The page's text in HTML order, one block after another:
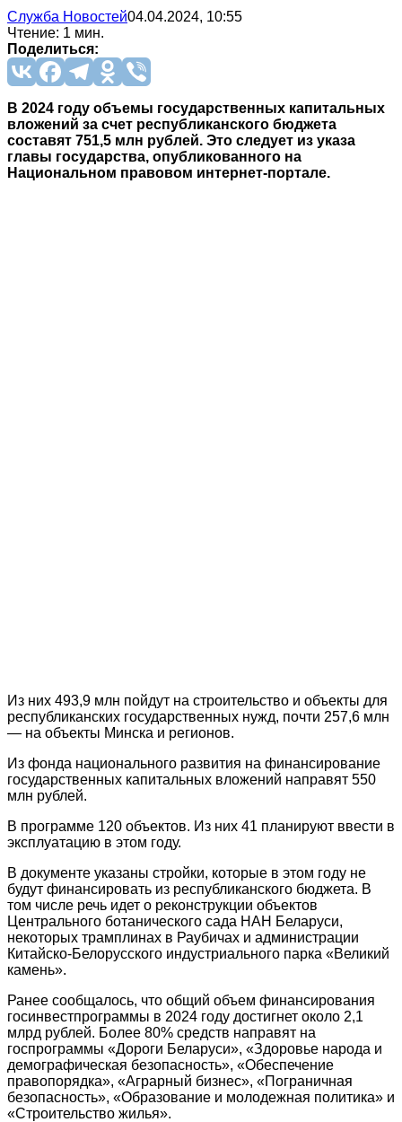
Служба Новостей04.04.2024, 10:55
Чтение: 1 мин.
Поделиться:
В 2024 году объемы государственных капитальных
вложений за счет республиканского бюджета
составят 751,5 млн рублей. Это следует из указа
главы государства, опубликованного на
Национальном правовом интернет-портале.
Из них 493,9 млн пойдут на строительство и объекты для
республиканских государственных нужд, почти 257,6 млн
— на объекты Минска и регионов.
Из фонда национального развития на финансирование
государственных капитальных вложений направят 550
млн рублей.
В программе 120 объектов. Из них 41 планируют ввести в
эксплуатацию в этом году.
В документе указаны стройки, которые в этом году не
будут финансировать из республиканского бюджета. В
том числе речь идет о реконструкции объектов
Центрального ботанического сада НАН Беларуси,
некоторых трамплинах в Раубичах и администрации
Китайско-Белорусского индустриального парка «Великий
камень».
Ранее сообщалось, что общий объем финансирования
госинвестпрограммы в 2024 году достигнет около 2,1
млрд рублей. Более 80% средств направят на
госпрограммы «Дороги Беларуси», «Здоровье народа и
демографическая безопасность», «Обеспечение
правопорядка», «Аграрный бизнес», «Пограничная
безопасность», «Образование и молодежная политика» и
«Строительство жилья».